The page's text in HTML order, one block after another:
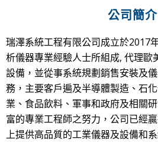
公司簡介
瑞澤系統工程有限公司成立於2017
析儀器專業經驗人士所組成, 代理歐
設備，並從事系統規劃銷售安裝及
務，主要客戶遍及半導體製造、石
業、食品飲料、軍事和政府及相關
富的專業工程師之努力，公司已經
上提供高品質的工業儀器及設備和